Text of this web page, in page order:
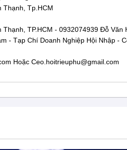
Thạnh, Tp.HCM
TP.HCM - 0932074939 Đỗ Văn
- Tạp Chí Doanh Nghiệp Hội Nhập -
Hoặc Ceo.hoitrieuphu@gmail.com